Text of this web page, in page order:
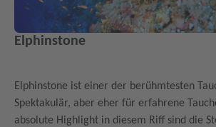
Elphinstone
Elphinstone ist einer der berühmtesten
Spektakulär, aber eher für erfahrene
absolute Highlight in diesem Riff sind die